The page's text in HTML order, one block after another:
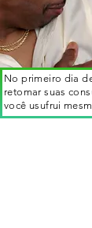
No primeiro dia
retomar suas
você usufrui